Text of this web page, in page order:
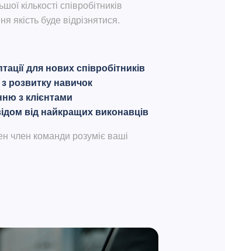
кількості співробітників
якість буде відрізнятися.
для нових співробітників
з розвитку навичок
з клієнтами
від найкращих виконавців
член команди розуміє ваші